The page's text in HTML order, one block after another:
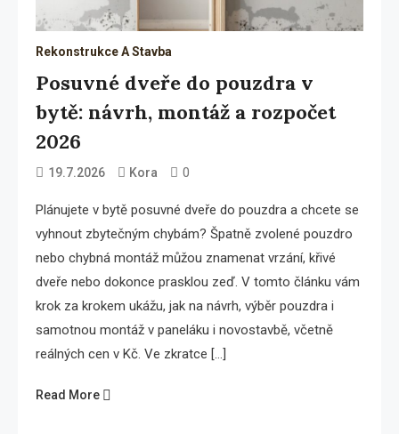
Rekonstrukce A Stavba
Posuvné dveře do pouzdra v
bytě: návrh, montáž a rozpočet
2026
19.7.2026 Kora 0
Plánujete v bytě posuvné dveře do pouzdra a chcete se
vyhnout zbytečným chybám? Špatně zvolené pouzdro
nebo chybná montáž můžou znamenat vrzání, křivé
dveře nebo dokonce prasklou zeď. V tomto článku vám
krok za krokem ukážu, jak na návrh, výběr pouzdra i
samotnou montáž v paneláku i novostavbě, včetně
reálných cen v Kč. Ve zkratce […]
Read More